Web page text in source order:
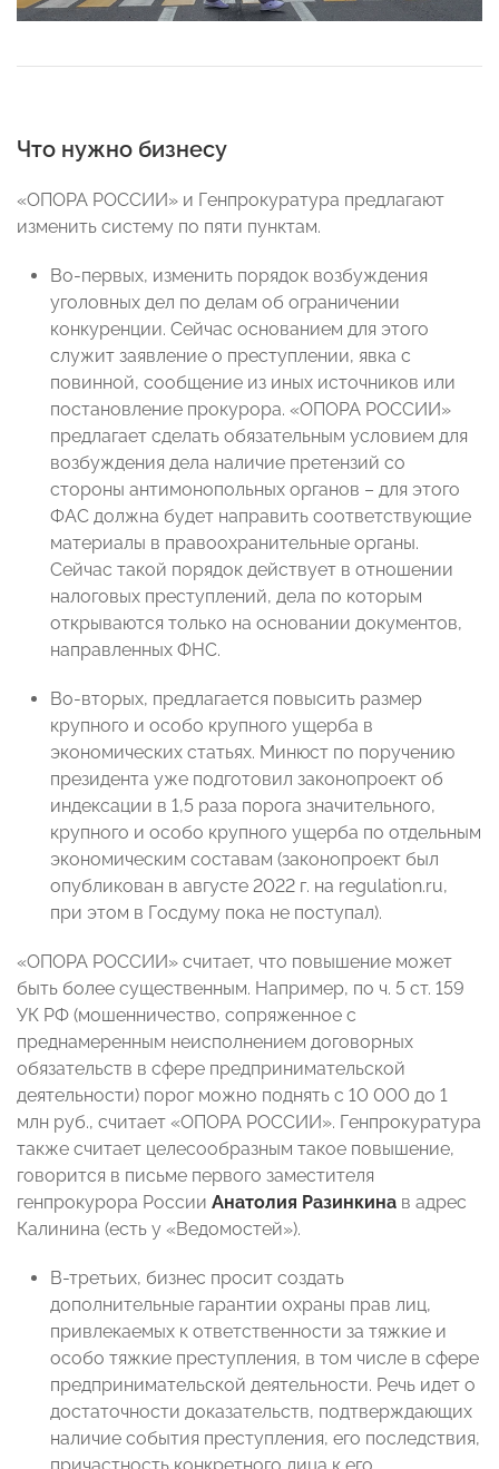
Что нужно бизнесу
«ОПОРА РОССИИ» и Генпрокуратура предлагают
изменить систему по пяти пунктам.
Во-первых, изменить порядок возбуждения
уголовных дел по делам об ограничении
конкуренции. Сейчас основанием для этого
служит заявление о преступлении, явка с
повинной, сообщение из иных источников или
постановление прокурора. «ОПОРА РОССИИ»
предлагает сделать обязательным условием для
возбуждения дела наличие претензий со
стороны антимонопольных органов – для этого
ФАС должна будет направить соответствующие
материалы в правоохранительные органы.
Сейчас такой порядок действует в отношении
налоговых преступлений, дела по которым
открываются только на основании документов,
направленных ФНС.
Во-вторых, предлагается повысить размер
крупного и особо крупного ущерба в
экономических статьях. Минюст по поручению
президента уже подготовил законопроект об
индексации в 1,5 раза порога значительного,
крупного и особо крупного ущерба по отдельным
экономическим составам (законопроект был
опубликован в августе 2022 г. на regulation.ru,
при этом в Госдуму пока не поступал).
«ОПОРА РОССИИ» считает, что повышение может
быть более существенным. Например, по ч. 5 ст. 159
УК РФ (мошенничество, сопряженное с
преднамеренным неисполнением договорных
обязательств в сфере предпринимательской
деятельности) порог можно поднять с 10 000 до 1
млн руб., считает «ОПОРА РОССИИ». Генпрокуратура
также считает целесообразным такое повышение,
говорится в письме первого заместителя
генпрокурора России Анатолия Разинкина в адрес
Калинина (есть у «Ведомостей»).
В-третьих, бизнес просит создать
дополнительные гарантии охраны прав лиц,
привлекаемых к ответственности за тяжкие и
особо тяжкие преступления, в том числе в сфере
предпринимательской деятельности. Речь идет о
достаточности доказательств, подтверждающих
наличие события преступления, его последствия,